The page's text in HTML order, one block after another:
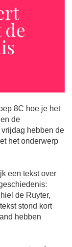
8C hoe je het
de
hebben de
het onderwerp
een tekst over
de Ruyter,
stond kort
hebben